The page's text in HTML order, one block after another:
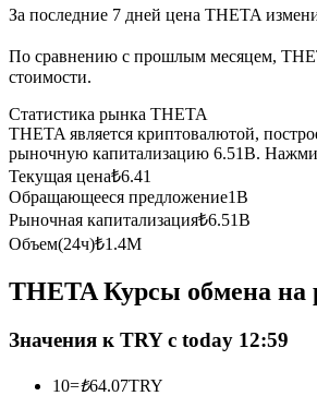
USDC фьючерсы
Фьючерсы с использованием USDC
За последние 7 дней цена THETA
По сравнению с прошлым месяцем,
стоимости.
Статистика рынка THETA
THETA является криптовалютой,
рыночную капитализацию 6.51B.
Текущая цена₺6.41
Обращающееся предложение1B
Рыночная капитализация₺6.51B
Объем(24ч)₺1.4M
THETA Курсы обмена
Значения к TRY с today 12:59
10=₺64.07TRY